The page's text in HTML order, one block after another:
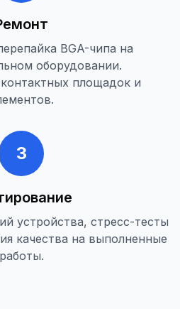
BGA-чипа на
оборудовании.
площадок и
3
устройства, стресс-тесты
качества на выполненные
работы.